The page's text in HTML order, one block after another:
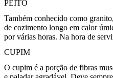
PEITO
Também conhecido como
de cozimento longo em calor
por várias horas. Na hora de
CUPIM
O cupim é a porção de fibras